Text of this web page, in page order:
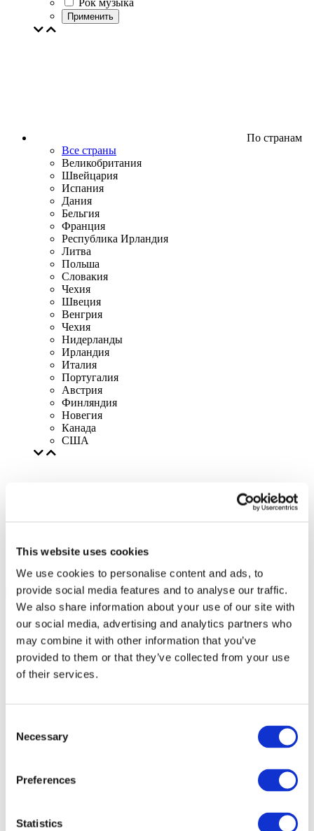
This website uses cookies
We use cookies to personalise content and ads, to
provide social media features and to analyse our traffic.
We also share information about your use of our site with
our social media, advertising and analytics partners who
may combine it with other information that you’ve
provided to them or that they’ve collected from your use
of their services.
Selection
Necessary
Preferences
Statistics
Рок музыка
Применить
По странам
Все страны
Великобритания
Швейцария
Испания
Дания
Бельгия
Франция
Республика Ирландия
Литва
Польша
Словакия
Чехия
Швеция
Венгрия
Чехия
Нидерланды
Ирландия
Италия
Португалия
Австрия
Финляндия
Новегия
Канада
США
Все